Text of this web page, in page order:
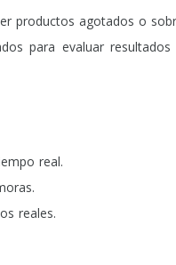
productos agotados o
para evaluar
real.
reales.